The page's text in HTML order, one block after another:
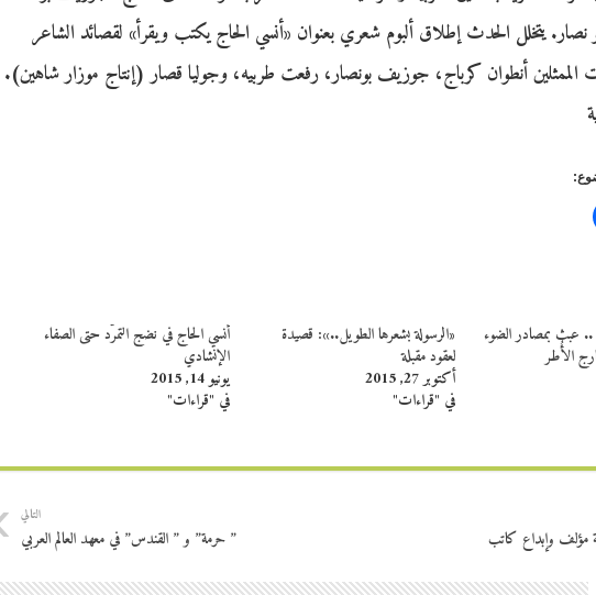
نصار. يتخلل الحدث إطلاق ألبوم شعري بعنوان «أنسي الحاج يكتب ويقرأ» لقصائد الشاعر
الممثلين أنطوان كرباج، جوزيف بونصار، رفعت طربيه، وجوليا قصار (إنتاج موزار شاهين).
عبث بمصادر الضوء
الأُطر
«الرسولة بشعرها الطويل..»: قصيدة
لعقود مقبلة
أكتوبر 27, 2015
في "قراءات"
أنسي الحاج في نضج التمرّد حتى الصفاء
الإنشادي
يونيو 14, 2015
في "قراءات"
مؤلف وإبداع كاتب
التالي
” حرمة” و ” القندس” في معهد العالم العربي